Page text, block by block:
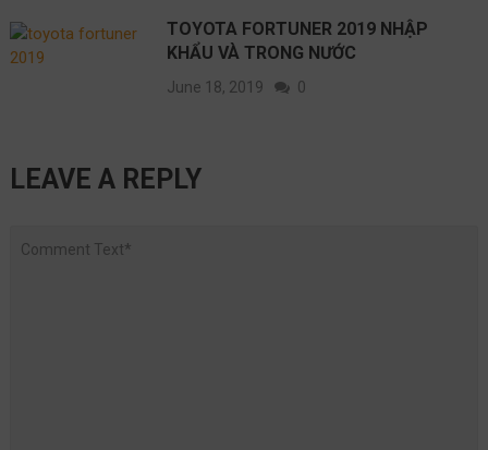
TOYOTA FORTUNER 2019 NHẬP
KHẨU VÀ TRONG NƯỚC
June 18, 2019 0
LEAVE A REPLY